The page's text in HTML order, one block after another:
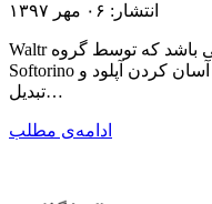
انتشار: ۰۶ مهر ۱۳۹۷
Waltr یک نرم افزار مخصوص مک می باشد که توسط گروه
Softorino ساخته شده است و کار اصلی آن آسان کردن آپلود و
تبدیل…
ادامه‌ی مطلب